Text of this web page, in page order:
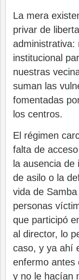
La mera
privar de
administrativa:
institucional
nuestras
suman las
fomentadas
los centros.
El régimen
falta de
la ausencia
de asilo o la
vida de
personas
que participó
al director, lo
caso, y ya ahí
enfermo antes
y no le hacían